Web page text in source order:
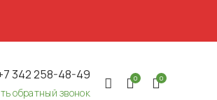
342 258-48-49
обратный звонок
0 0